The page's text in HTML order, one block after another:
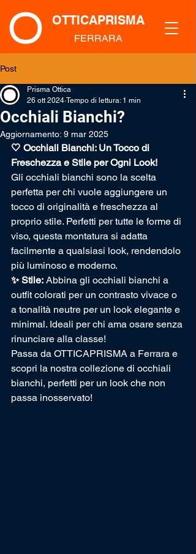
OTTICAPRISMA
FERRARA
Post
Occhiali Bianchi?
Prisma Ottica
26 ott 2024 Tempo di lettura: 1 min
Aggiornamento: 9 mar 2025
🤍 Occhiali Bianchi: Un Tocco di
Freschezza e Stile per Ogni Look!
Gli occhiali bianchi sono la scelta
perfetta per chi vuole aggiungere un
tocco di originalità e freschezza al
proprio stile. Perfetti per tutte le forme di
viso, questa montatura si adatta
facilmente a qualsiasi look, rendendolo
più luminoso e moderno.
✨ Stile: Abbina gli occhiali bianchi a
outfit colorati per un contrasto vivace o
a tonalità neutre per un look elegante e
minimal. Ideali per chi ama osare senza
rinunciare alla classe!
Passa da OTTICAPRISMA a Ferrara e
scopri la nostra collezione di occhiali
bianchi, perfetti per un look che non
passa inosservato!